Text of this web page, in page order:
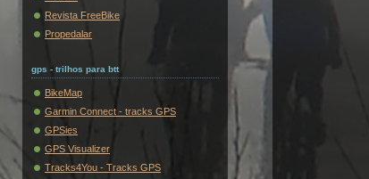
Revista FreeBike
Propedalar
gps - trilhos para btt
BikeMap
Garmin Connect - tracks GPS
GPSies
GPS Visualizer
Tracks4You - Tracks GPS